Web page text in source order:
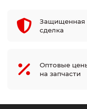
Защищенная
сделка
Оптовые
на запчасти